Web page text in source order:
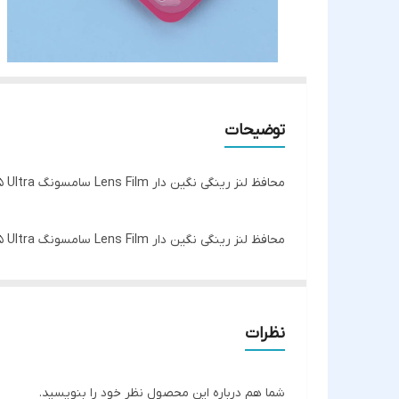
توضیحات
محافظ لنز رینگی نگین دار Lens Film سامسونگ Galaxy S25 Ultra
محافظ لنز رینگی نگین دار Lens Film سامسونگ Galaxy S25 Ultra
عکاسی شده هیچ تغییری نمی کند.
نظرات
شما هم درباره این محصول نظر خود را بنویسید.